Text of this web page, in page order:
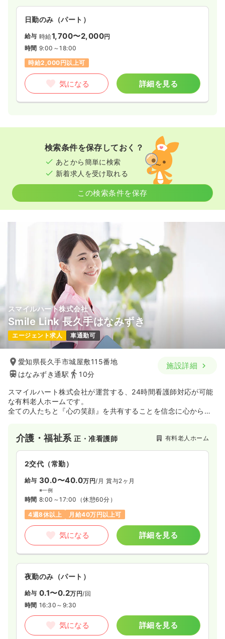
日勤のみ（パート）
給与 時給1,700〜2,000円
時間 9:00～18:00
時給2,000円以上可
気になる 詳細を見る
検索条件を保存しておく？
あとから簡単に検索
新着求人を受け取れる
この検索条件を保存
スマイルハート株式会社
Smile Link 長久手はなみずき
エージェント求人 車通勤可
愛知県長久手市城屋敷115番地
はなみずき通駅
10分
施設詳細
スマイルハート株式会社が運営する、24時間看護師対応が可能
な有料老人ホームです。
全ての人たちと『心の笑顔』を共有することを信念に心からの
介護・福祉系正・准看護師 有料老人ホーム
2交代（常勤）
給与 30.0〜40.0万円/月 賞与2ヶ月
※一例
時間 8:00～17:00 （休憩60分）
4週8休以上
月給40万円以上可
気になる 詳細を見る
夜勤のみ（パート）
給与 0.1〜0.2万円/回
時間 16:30～9:30
気になる 詳細を見る